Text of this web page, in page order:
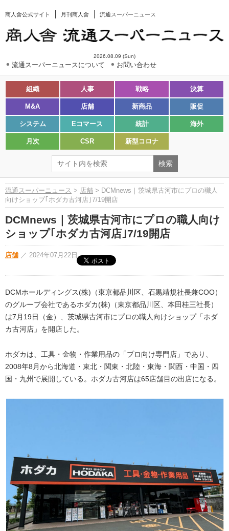
商人舎公式サイト 月刊商人舎 流通スーパーニュース
2026.08.09 (Sun)
流通スーパーニュースについて お問い合わせ
組織 人事 戦略 決算
M&A 店舗 新商品 販促
システム Eコマース 統計 海外
月次 CSR 新型コロナ
流通スーパーニュース > 店舗 > DCMnews｜茨城県古河市にプロの職人
向けショップ｢ホダカ古河店｣7/19開店
DCMnews｜茨城県古河市にプロの職人向け
ショップ｢ホダカ古河店｣7/19開店
店舗 ／ 2024年07月22日
DCMホールディングス(株)（東京都品川区、石黒靖規社長兼COO）
のグループ会社であるホダカ(株)（東京都品川区、本田桂三社長）
は7月19日（金）、茨城県古河市にプロの職人向けショップ「ホダ
カ古河店」を開店した。
ホダカは、工具・金物・作業用品の「プロ向け専門店」であり、
2008年8月から北海道・東北・関東・北陸・東海・関西・中国・四
国・九州で展開している。ホダカ古河店は65店舗目の出店になる。